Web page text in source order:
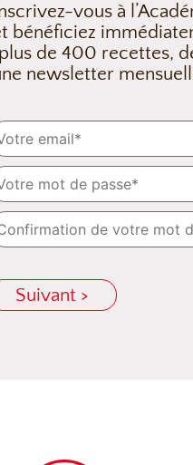
vous à
bénéficiez
de 400 recettes,
newsletter
Suivant >